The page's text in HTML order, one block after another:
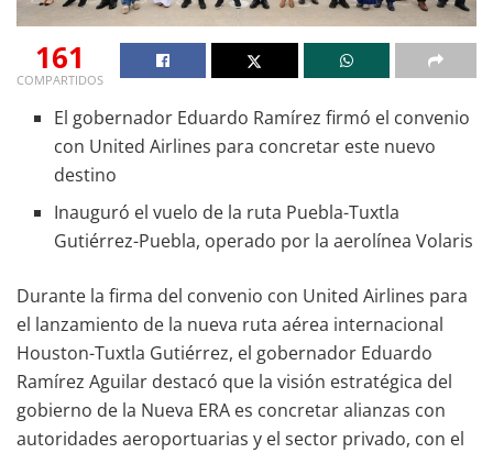
161
COMPARTIDOS
El gobernador Eduardo Ramírez firmó el convenio
con United Airlines para concretar este nuevo
destino
Inauguró el vuelo de la ruta Puebla-Tuxtla
Gutiérrez-Puebla, operado por la aerolínea Volaris
Durante la firma del convenio con United Airlines para
el lanzamiento de la nueva ruta aérea internacional
Houston-Tuxtla Gutiérrez, el gobernador Eduardo
Ramírez Aguilar destacó que la visión estratégica del
gobierno de la Nueva ERA es concretar alianzas con
autoridades aeroportuarias y el sector privado, con el